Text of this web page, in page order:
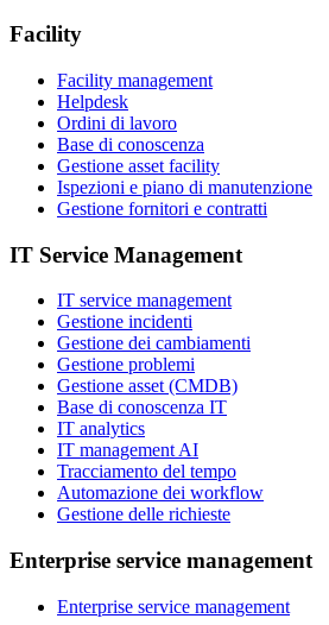
Facility
Facility management
Helpdesk
Ordini di lavoro
Base di conoscenza
Gestione asset facility
Ispezioni e piano di manutenzione
Gestione fornitori e contratti
IT Service Management
IT service management
Gestione incidenti
Gestione dei cambiamenti
Gestione problemi
Gestione asset (CMDB)
Base di conoscenza IT
IT analytics
IT management AI
Tracciamento del tempo
Automazione dei workflow
Gestione delle richieste
Enterprise service management
Enterprise service management